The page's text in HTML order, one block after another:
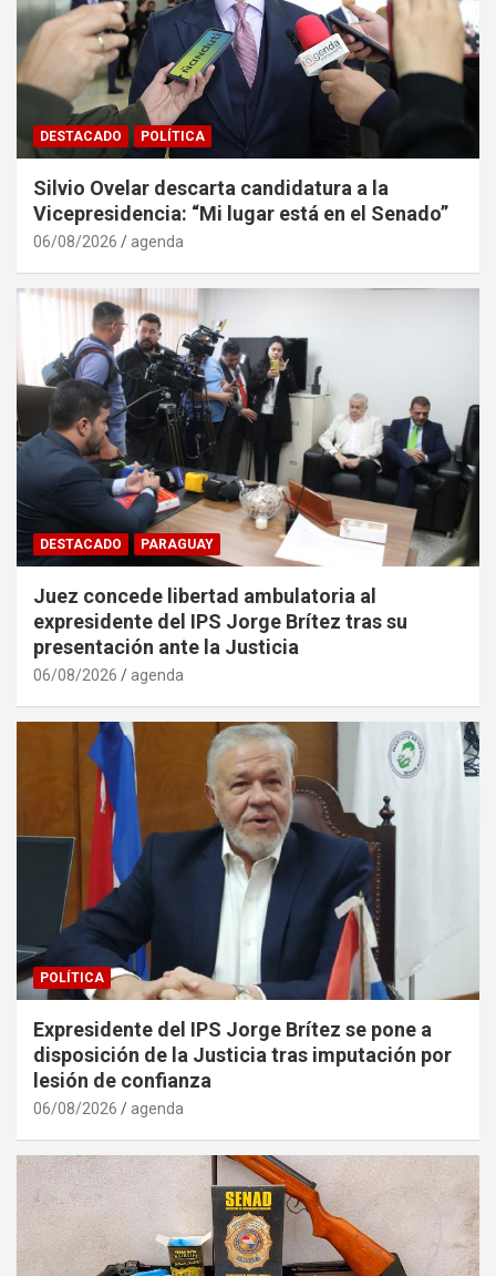
DESTACADO POLÍTICA
Silvio Ovelar descarta candidatura a la
Vicepresidencia: “Mi lugar está en el Senado”
06/08/2026 agenda
DESTACADO PARAGUAY
Juez concede libertad ambulatoria al
expresidente del IPS Jorge Brítez tras su
presentación ante la Justicia
06/08/2026 agenda
POLÍTICA
Expresidente del IPS Jorge Brítez se pone a
disposición de la Justicia tras imputación por
lesión de confianza
06/08/2026 agenda